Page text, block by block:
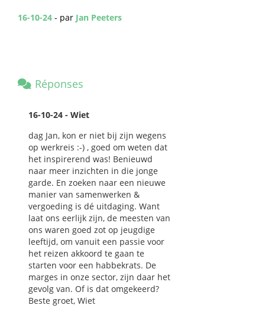
16-10-24 - par Jan Peeters
Réponses
16-10-24 - Wiet
dag Jan, kon er niet bij zijn wegens
op werkreis :-) , goed om weten dat
het inspirerend was! Benieuwd
naar meer inzichten in die jonge
garde. En zoeken naar een nieuwe
manier van samenwerken &
vergoeding is dé uitdaging. Want
laat ons eerlijk zijn, de meesten van
ons waren goed zot op jeugdige
leeftijd, om vanuit een passie voor
het reizen akkoord te gaan te
starten voor een habbekrats. De
marges in onze sector, zijn daar het
gevolg van. Of is dat omgekeerd?
Beste groet, Wiet